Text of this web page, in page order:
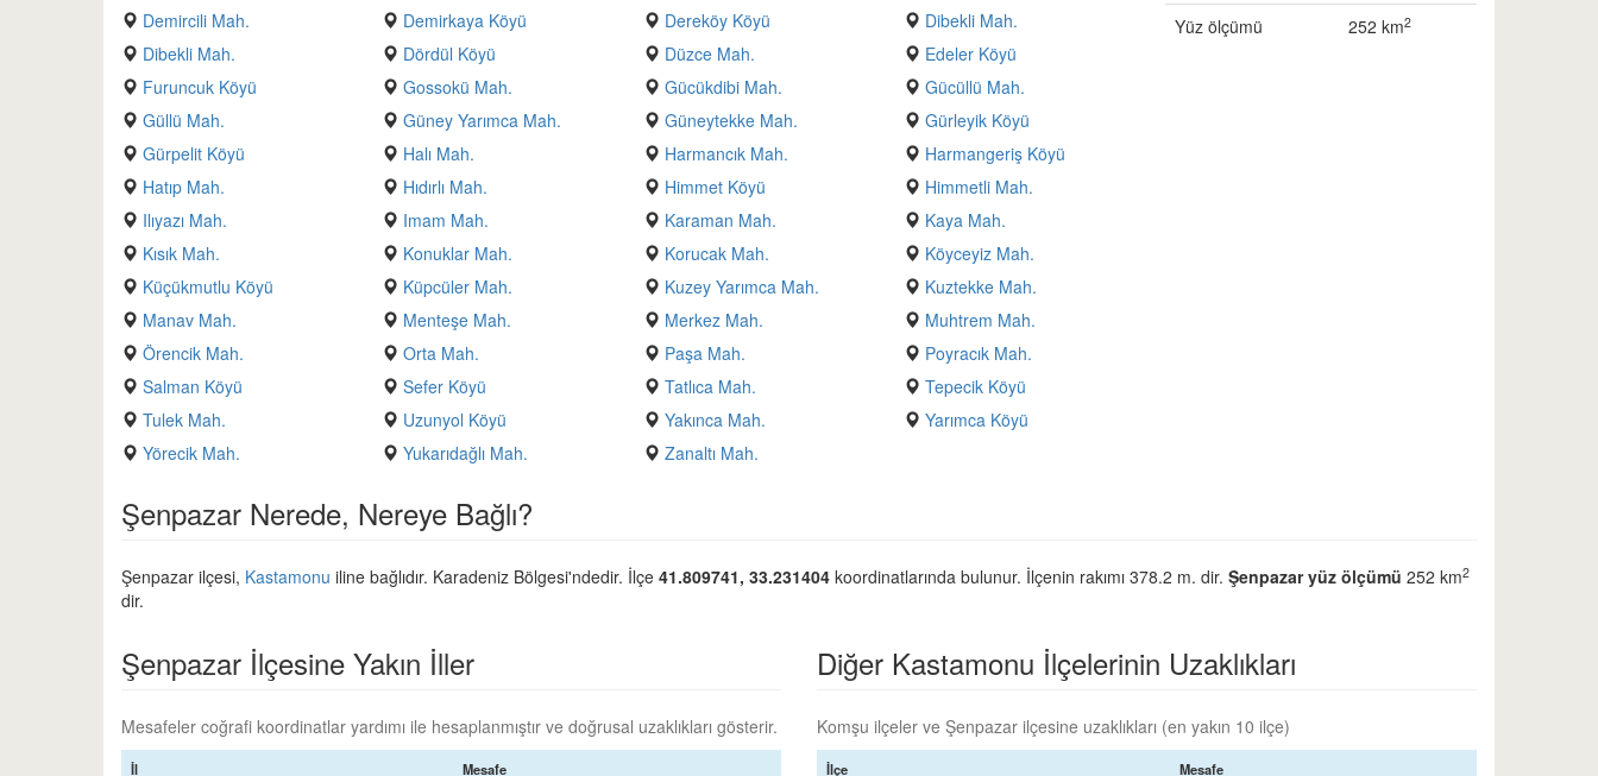
Demircili Mah.
Demirkaya Köyü Dereköy Köyü
Dibekli Mah.
Dibekli Mah.
Dördül Köyü Düzce Mah.
Edeler Köyü
Furuncuk Köyü
Gossokü Mah. Gücükdibi Mah.
Gücüllü Mah.
Güllü Mah.
Güney Yarımca Mah. Güneytekke Mah.
Gürleyik Köyü
Gürpelit Köyü
Halı Mah. Harmancık Mah.
Harmangeriş Köyü
Hatıp Mah.
Hıdırlı Mah. Himmet Köyü
Himmetli Mah.
Ilıyazı Mah.
Imam Mah. Karaman Mah.
Kaya Mah.
Kısık Mah.
Konuklar Mah. Korucak Mah.
Köyceyiz Mah.
Küçükmutlu Köyü
Küpcüler Mah. Kuzey Yarımca Mah.
Kuztekke Mah.
Manav Mah.
Menteşe Mah. Merkez Mah.
Muhtrem Mah.
Örencik Mah.
Orta Mah. Paşa Mah.
Poyracık Mah.
Salman Köyü
Sefer Köyü Tatlıca Mah.
Tepecik Köyü
Tulek Mah.
Uzunyol Köyü Yakınca Mah.
Yarımca Köyü
Yörecik Mah.
Yukarıdağlı Mah. Zanaltı Mah.
Yüz ölçümü
252 km2
Şenpazar Nerede, Nereye Bağlı?
Şenpazar ilçesi, Kastamonu iline bağlıdır. Karadeniz Bölgesi'ndedir. İlçe 41.809741, 33.231404 koordinatlarında bulunur. İlçenin rakımı 378.2 m. dir. Şenpazar yüz ölçümü 252 km2
dir.
Şenpazar İlçesine Yakın İller
Mesafeler coğrafi koordinatlar yardımı ile hesaplanmıştır ve doğrusal uzaklıkları gösterir.
İl Mesafe
Diğer Kastamonu İlçelerinin Uzaklıkları
Komşu ilçeler ve Şenpazar ilçesine uzaklıkları (en yakın 10 ilçe)
İlçe Mesafe